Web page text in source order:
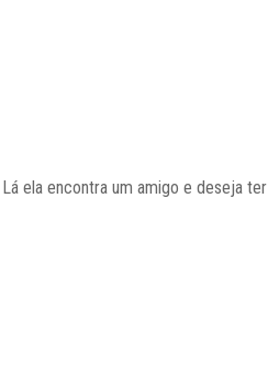
ela encontra um amigo e deseja ter